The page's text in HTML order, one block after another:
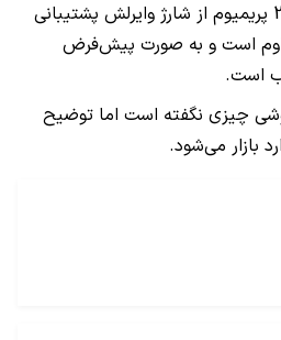
همچنین اکسپریا ایکس زد 2 پریمیوم از شارژ وایرلش پشتیبانی
است و به صورت پیش‌فرض
چیزی نگفته است اما توضیح